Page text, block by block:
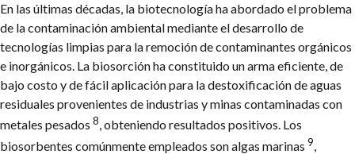
En las últimas décadas, la biotecnología ha abordado el problema
de la contaminación ambiental mediante el desarrollo de
tecnologías limpias para la remoción de contaminantes orgánicos
e inorgánicos. La biosorción ha constituido un arma eficiente, de
bajo costo y de fácil aplicación para la destoxificación de aguas
residuales provenientes de industrias y minas contaminadas con
metales pesados 8, obteniendo resultados positivos. Los
biosorbentes comúnmente empleados son algas marinas 9,